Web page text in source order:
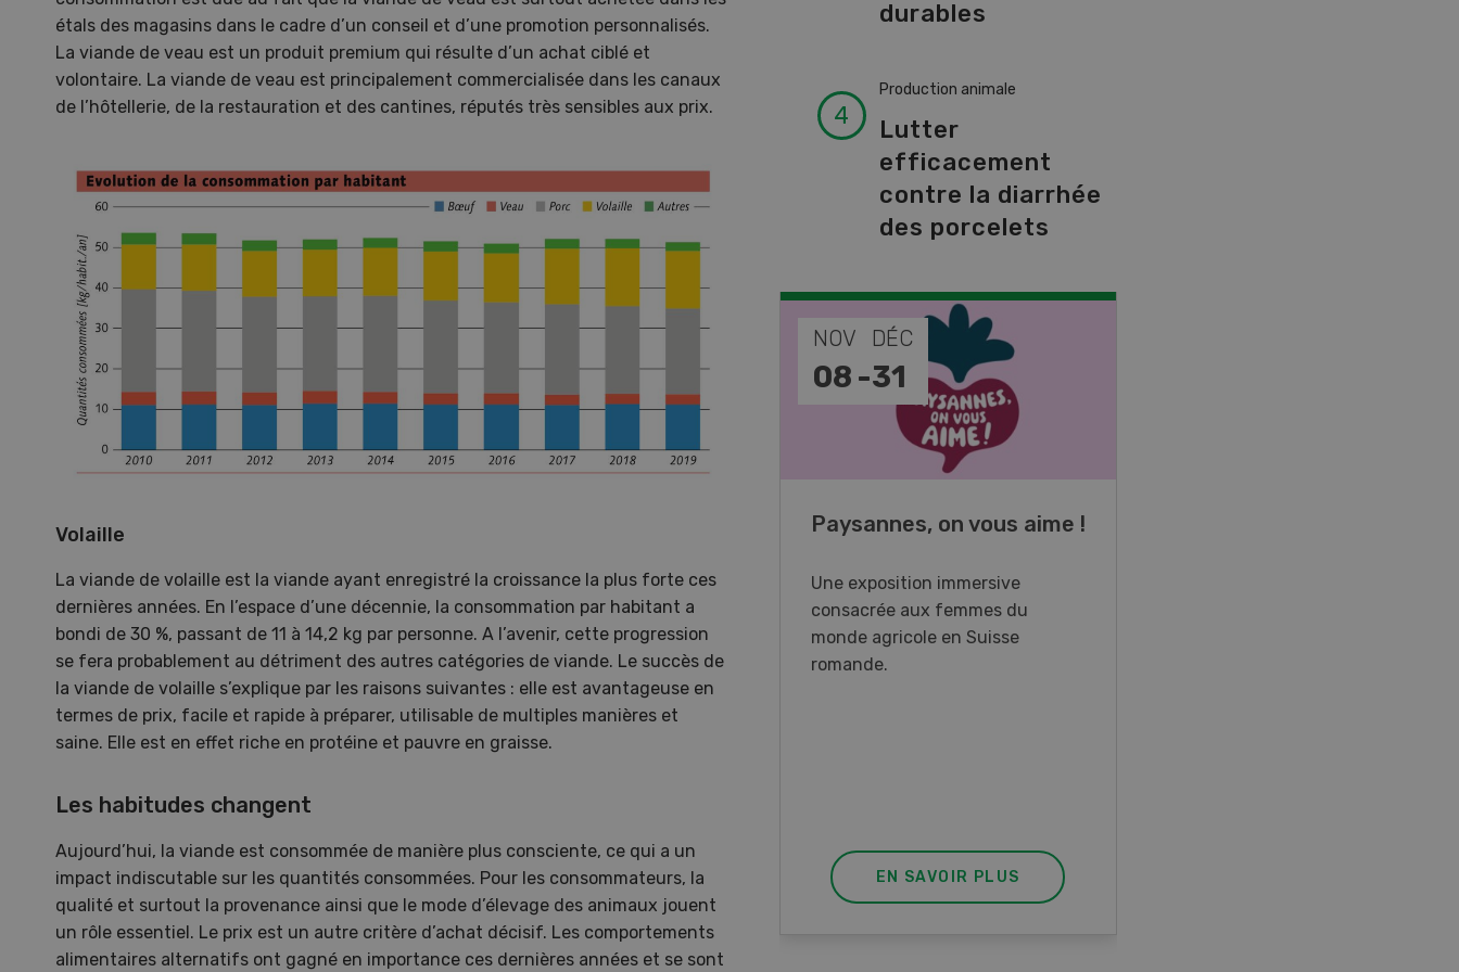
étals des magasins dans le cadre d’un conseil et d’une promotion personnalisés.
La viande de veau est un produit premium qui résulte d’un achat ciblé et
volontaire. La viande de veau est principalement commercialisée dans les canaux
de l’hôtellerie, de la restauration et des cantines, réputés très sensibles aux prix.
Volaille
La viande de volaille est la viande ayant enregistré la croissance la plus forte ces
dernières années. En l’espace d’une décennie, la consommation par habitant a
bondi de 30 %, passant de 11 à 14,2 kg par personne. A l’avenir, cette progression
se fera probablement au détriment des autres catégories de viande. Le succès de
la viande de volaille s’explique par les raisons suivantes : elle est avantageuse en
termes de prix, facile et rapide à préparer, utilisable de multiples manières et
saine. Elle est en effet riche en protéine et pauvre en graisse.
Les habitudes changent
Aujourd’hui, la viande est consommée de manière plus consciente, ce qui a un
impact indiscutable sur les quantités consommées. Pour les consommateurs, la
qualité et surtout la provenance ainsi que le mode d’élevage des animaux jouent
un rôle essentiel. Le prix est un autre critère d’achat décisif. Les comportements
alimentaires alternatifs ont gagné en importance ces dernières années et se sont
durables
Production animale
Lutter
efficacement
contre la diarrhée
des porcelets
10- 11
Keller Forstmaschinen vous
invite aux DemoDays 2026 à
Wiedlisbach pour des
démonstrations en direct et la
première suisse du nouveau
porteur à 8 roues.
EN SAVOIR PLUS
NOV
08 -
DÉC
31
Paysannes, on vous aime !
Une exposition immersive
consacrée aux femmes du
monde agricole en Suisse
romande.
EN SAVOIR PLUS